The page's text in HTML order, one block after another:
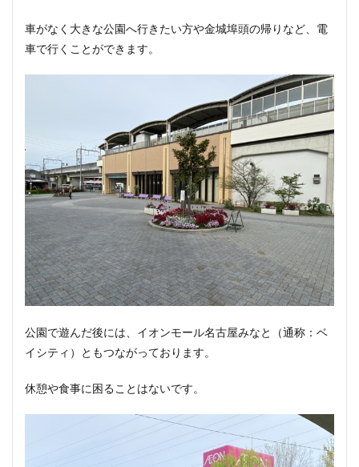
車がなく大きな公園へ行きたい方や金城埠頭の帰りなど、電
車で行くことができます。
公園で遊んだ後には、イオンモール名古屋みなと（通称：ベ
イシティ）ともつながっております。
休憩や食事に困ることはないです。